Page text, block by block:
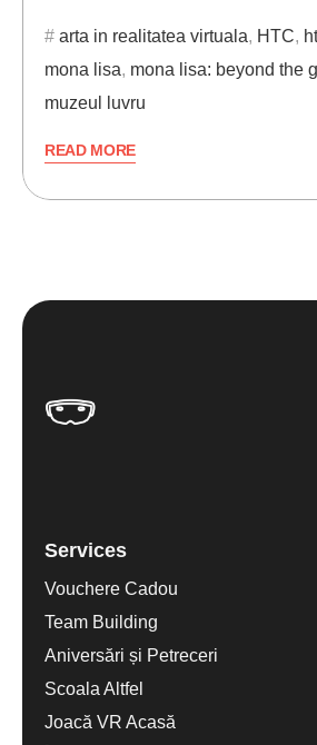
arta in realitatea virtuala, HTC,
mona lisa, mona lisa: beyond the
muzeul luvru
READ MORE
Services
Vouchere Cadou
Team Building
Aniversări și Petreceri
Scoala Altfel
Joacă VR Acasă